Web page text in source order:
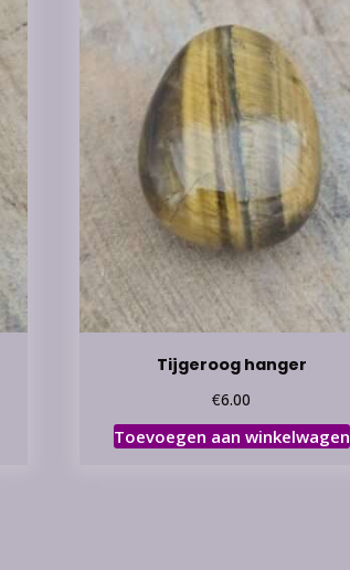
Tijgeroog hanger
€6.00
Toevoegen aan winkelwagen